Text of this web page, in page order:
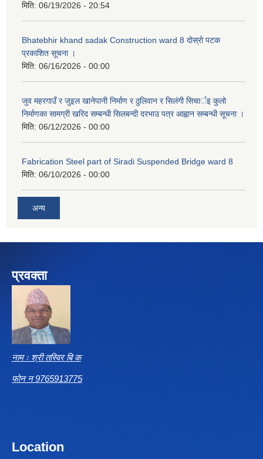
मिति: 06/19/2026 - 20:54
Bhatebhir khand sadak Construction ward 8 दोस्रो पटक
प्रकाशित सूचना ।
मिति: 06/16/2026 - 00:00
जुव महरगाउँ र जुइल खानेपानी निर्माण र ठुलिवान र सिलंगी सिचार्इ कुलो
निर्माणका सामग्री खरिद सम्बन्धी सिलबन्दी दरभाउ पत्र आह्वान सम्बन्धी सूचना ।
मिति: 06/12/2026 - 00:00
Fabrication Steel part of Siradi Suspended Bridge ward 8
मिति: 06/10/2026 - 00:00
अन्य
प्रवक्ता
नाम ः श्री तस्विर बि क
फोन न 9765913775
Location